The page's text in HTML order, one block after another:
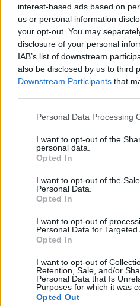
interest-based ads based on
us or personal information
your opt-out. You may
disclosure of your personal
IAB’s list of downstream
also be disclosed by us to third
Downstream Participants that
Personal Data Processing
I want to opt-out of the
personal data.
Opted In
I want to opt-out of the
Personal Data.
Opted In
I want to opt-out of
Personal Data for Targeted
Opted In
I want to opt-out of
Retention, Sale, and/or
Personal Data that Is
Purposes for which it was
Opted Out
Arábiai-öbölre nevezi át
kivívva Irán
második ciklusa elején a
öbölre keresztelte át.
Budapest Economic Forum
magyar kormány és mivel
környezetben? Ez lesz a
gazdaságpolitikai
témája.Információ és
ismerő kormányzati...
KEDVES OLVASÓNK!
A keresett cikk a
regisztrációhoz kötött.
Az előfizetés a